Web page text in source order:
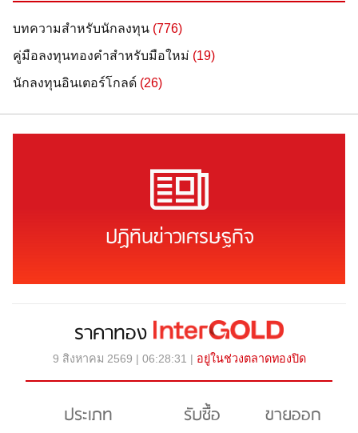
บทความสำหรับนักลงทุน (776)
คู่มือลงทุนทองคำสำหรับมือใหม่ (19)
นักลงทุนอินเตอร์โกลด์ (26)
ปฏิทินข่าวเศรษฐกิจ
ราคาทอง
9 สิงหาคม 2569 | 06:28:31 | อยู่ในช่วงตลาดทองปิด
ประเภท รับซื้อ
ขายออก